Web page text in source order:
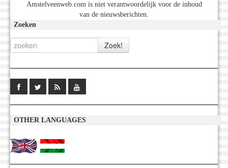
Amstelveenweb.com is niet verantwoordelijk voor de inhoud
van de nieuwsberichten.
Zoeken
OTHER LANGUAGES